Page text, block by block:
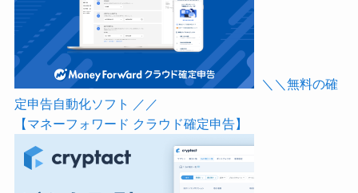
＼＼無料の確
定申告自動化ソフト ／／
【マネーフォワード クラウド確定申告】